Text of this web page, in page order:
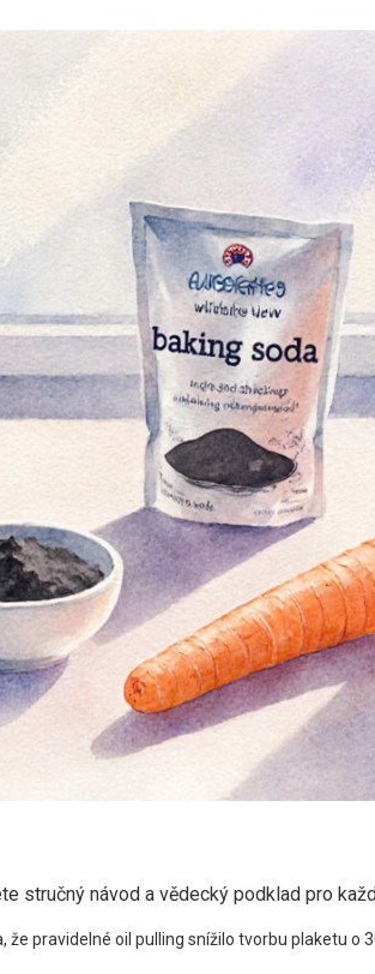
stručný návod a vědecký podklad pro
pravidelné oil pulling snížilo tvorbu plaketu o